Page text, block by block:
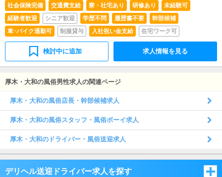
社会保険完備
交通費支給 寮・社宅あり 研修あり
未経験可
経験者歓迎
シニア歓迎 学歴不問 履歴書不要
幹部候補
車･バイク通勤可
制服貸与 入社祝い金支給 在宅ワーク可
検討中に追加 求人情報を見る
厚木・大和の風俗男性求人の関連ページ
厚木・大和の風俗店長・幹部候補求人
厚木・大和の風俗スタッフ・風俗ボーイ求人
厚木・大和のドライバー・風俗送迎求人
デリヘル送迎ドライバー求人を探す